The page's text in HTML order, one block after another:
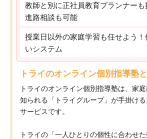
教師と別に正社員教育プランナーも
進路相談も可能
授業日以外の家庭学習も任せよう！
いシステム
トライのオンライン個別指導塾
トライのオンライン個別指導塾は、家
知られる「トライグループ」が手掛け
サービスです。
トライの「一人ひとりの個性に合わせ